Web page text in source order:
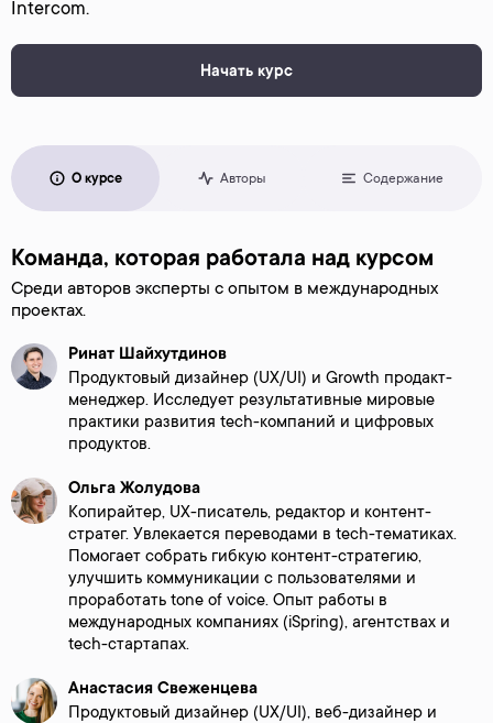
Intercom.
Начать курс
О курсе Авторы Содержание
Команда, которая работала над курсом
Среди авторов эксперты с опытом в международных
проектах.
Ринат Шайхутдинов
Продуктовый дизайнер (UX/UI) и Growth продакт-
менеджер. Исследует результативные мировые
практики развития tech-компаний и цифровых
продуктов.
Ольга Жолудова
Копирайтер, UX-писатель, редактор и контент-
стратег. Увлекается переводами в tech-тематиках.
Помогает собрать гибкую контент-стратегию,
улучшить коммуникации с пользователями и
проработать tone of voice. Опыт работы в
международных компаниях (iSpring), агентствах и
tech-стартапах.
Анастасия Свеженцева
Продуктовый дизайнер (UX/UI), веб-дизайнер и